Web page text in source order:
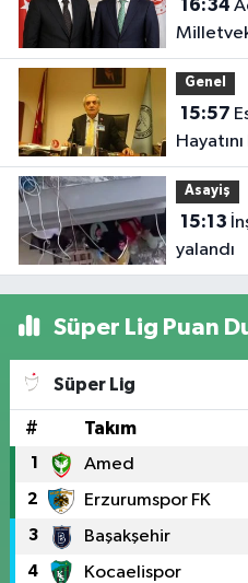
16:34
Geliyor
Genel
15:57
Asayiş
15:13
yalandı
Süper Lig Puan
Süper Lig
# Takım
1 Amed
2 Erzurumspor FK
3 Başakşehir
4 Kocaelispor